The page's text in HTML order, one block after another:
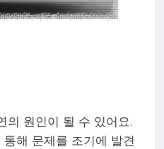
의 원인이 될 수 있어요.
해 문제를 조기에 발견